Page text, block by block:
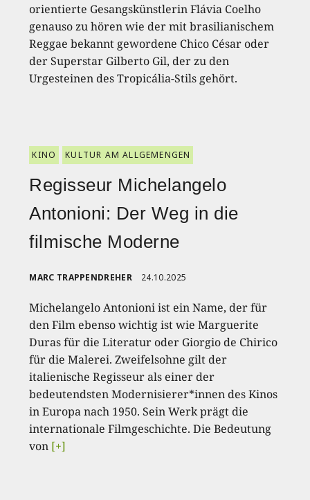
orientierte Gesangskünstlerin Flávia Coelho
genauso zu hören wie der mit brasilianischem
Reggae bekannt gewordene Chico César oder
der Superstar Gilberto Gil, der zu den
Urgesteinen des Tropicália-Stils gehört.
KINO KULTUR AM ALLGEMENGEN
Regisseur Michelangelo
Antonioni: Der Weg in die
filmische Moderne
MARC TRAPPENDREHER 24.10.2025
Michelangelo Antonioni ist ein Name, der für
den Film ebenso wichtig ist wie Marguerite
Duras für die Literatur oder Giorgio de Chirico
für die Malerei. Zweifelsohne gilt der
italienische Regisseur als einer der
bedeutendsten Modernisierer*innen des Kinos
in Europa nach 1950. Sein Werk prägt die
internationale Filmgeschichte. Die Bedeutung
von [+]